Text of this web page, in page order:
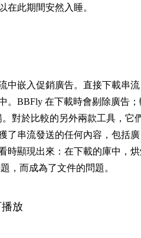
此期間安然入睡。
中嵌入促銷廣告。直接下載串流
。BBFly 在下載時會剔除廣告；
對於比較的另外兩款工具，它
串流發送的任何內容，包括廣
時顯現出來：在下載的庫中，
，而成為了文件的問題。
放